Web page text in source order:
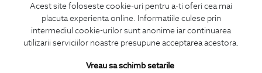
Acest site foloseste cookie-uri pentru a-ti oferi cea mai
placuta experienta online. Informatiile culese prin
intermediul cookie-urilor sunt anonime iar continuarea
utilizarii serviciilor noastre presupune acceptarea acestora.
Vreau sa schimb setarile
CONCIERGE
Termeni si conditii
Schimburi si retur
Securitatea datelor